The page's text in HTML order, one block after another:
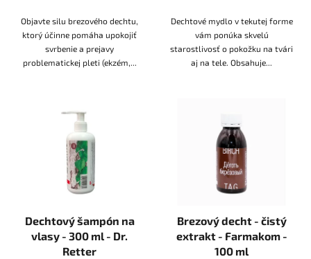
Objavte silu brezového dechtu,
ktorý účinne pomáha upokojiť
svrbenie a prejavy
problematickej pleti (ekzém,...
Dechtové mydlo v tekutej forme
vám ponúka skvelú
starostlivosť o pokožku na tvári
aj na tele. Obsahuje...
Dechtový šampón na
vlasy - 300 ml - Dr.
Retter
Brezový decht - čistý
extrakt - Farmakom -
100 ml